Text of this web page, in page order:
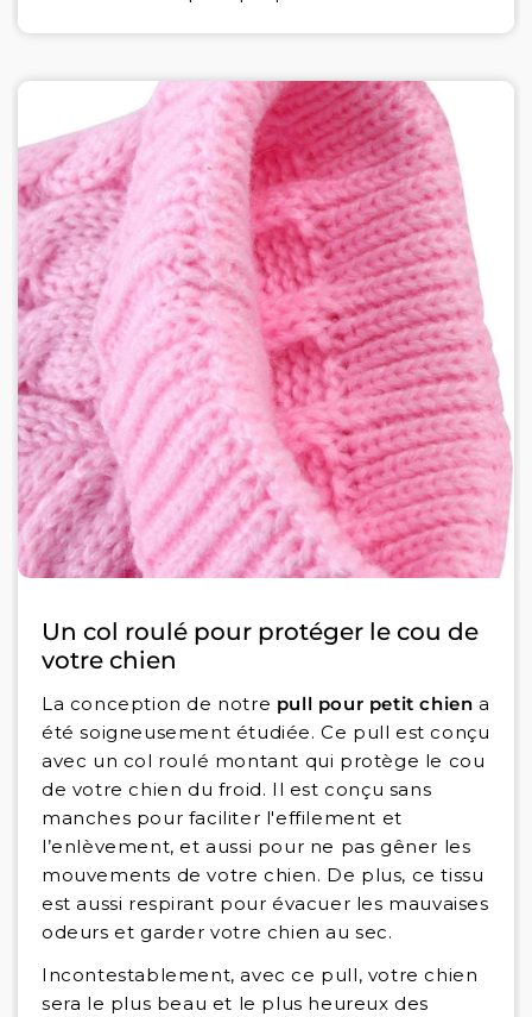
Un col roulé pour protéger le cou de
votre chien
La conception de notre pull pour petit chien a
été soigneusement étudiée. Ce pull est conçu
avec un col roulé montant qui protège le cou
de votre chien du froid. Il est conçu sans
manches pour faciliter l'effilement et
l’enlèvement, et aussi pour ne pas gêner les
mouvements de votre chien. De plus, ce tissu
est aussi respirant pour évacuer les mauvaises
odeurs et garder votre chien au sec.
Incontestablement, avec ce pull, votre chien
sera le plus beau et le plus heureux des